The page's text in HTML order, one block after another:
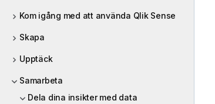
Kom igång med att använda Qlik Sense
Skapa
Upptäck
Samarbeta
Dela dina insikter med data